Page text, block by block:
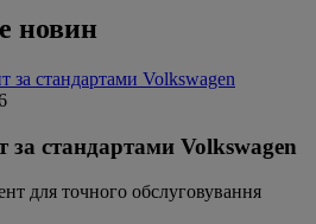
новин
за стандартами Volkswagen
для точного обслуговування